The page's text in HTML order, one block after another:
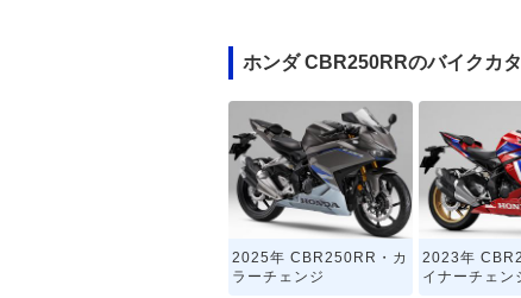
ホンダ CBR250RRのバイクカ
2025年 CBR250RR・カ
ラーチェンジ
2023年
イナーチェン